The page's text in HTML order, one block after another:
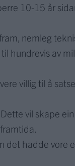
10-15 år
nemleg
hundrevis av
villig til å
vil skape
det hadde vore